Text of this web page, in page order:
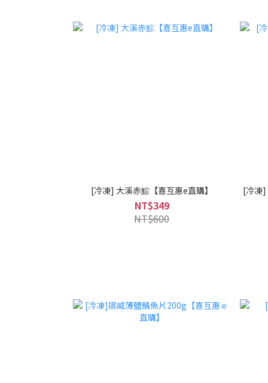
[冷凍] 大溪赤鯮【喜互惠e直購】
NT$349
NT$600
[冷凍]